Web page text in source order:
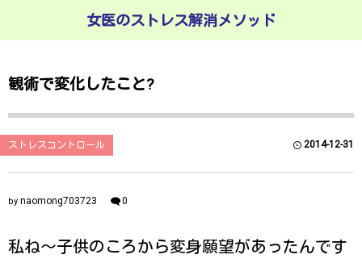
女医のストレス解消メソッド
観術で変化したこと?
ストレスコントロール 2014-12-31
by naomong703723 0
私ね〜子供のころから変身願望があったんです